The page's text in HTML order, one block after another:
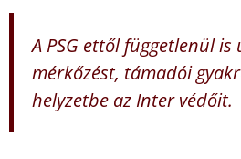
A PSG ettől függetlenül
mérkőzést, támadói
helyzetbe az Inter védőit.